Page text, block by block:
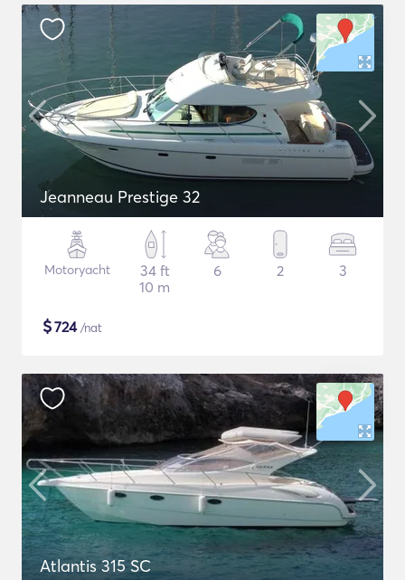
Jeanneau Prestige 32
Motoryacht
34 ft
10 m
6 2 3
$724/nat
Atlantis 315 SC